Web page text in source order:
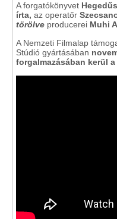
A forgatókönyvet
írta, az operatőr
törölve producerei Muhi
A Nemzeti Filmalap
Stúdió gyártásában
forgalmazásában kerül